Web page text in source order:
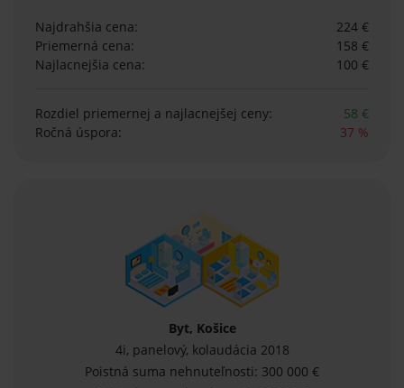
Najdrahšia cena:
224 €
Priemerná cena:
158 €
Najlacnejšia cena:
100 €
Rozdiel priemernej a najlacnejšej ceny:
58 €
Ročná úspora:
37 %
Byt, Košice
4i, panelový, kolaudácia 2018
Poistná suma nehnuteľnosti: 300 000 €